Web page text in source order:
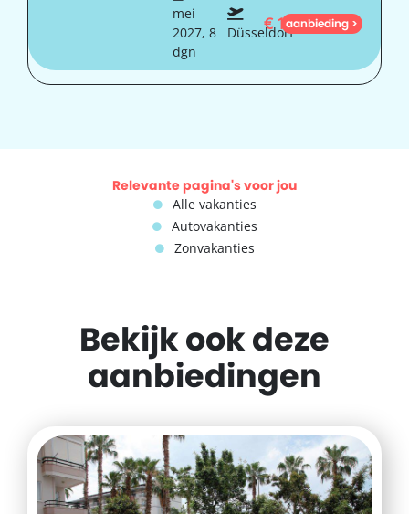
mei
2027, 8
dgn
Düsseldorf
€1.254
aanbieding >
Relevante pagina's voor jou
Alle vakanties
Autovakanties
Zonvakanties
Bekijk ook deze
aanbiedingen